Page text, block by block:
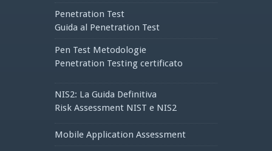
Penetration Test
Guida al Penetration Test
Pen Test Metodologie
Penetration Testing certificato
NIS2: La Guida Definitiva
Risk Assessment NIST e NIS2
Mobile Application Assessment